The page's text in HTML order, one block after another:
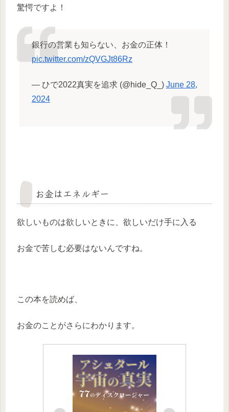
驚愕ですよ！
銀行の営業も知らない、お金の正体！
pic.twitter.com/zQVGJt86Rz
— ひで2022真実を追求 (@hide_Q_) June 28,
2024
お金はエネルギー
欲しいものは欲しいときに、欲しいだけ手に入る
お金で苦しむ必要はないんですね。
この本を読めば、
お金のことがさらにわかります。